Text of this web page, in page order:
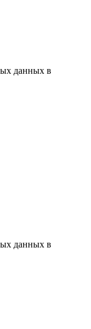
данных в
данных в